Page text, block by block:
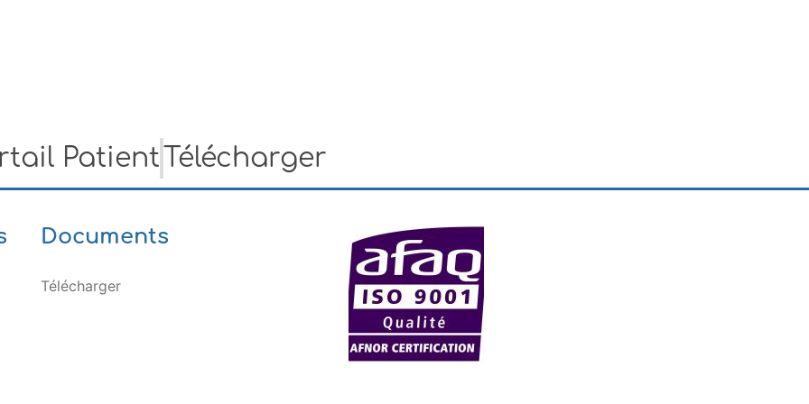
Patient Télécharger
Documents
Télécharger